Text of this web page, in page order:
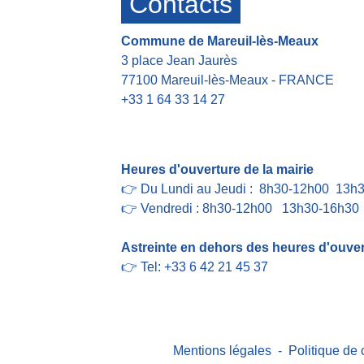
Commune de Mareuil-lès-Meaux
3 place Jean Jaurès
77100 Mareuil-lès-Meaux - FRANCE
+33 1 64 33 14 27
Heures d'ouverture de la mairie
👉 Du Lundi au Jeudi : 8h30-12h00
👉 Vendredi : 8h30-12h00 13h30-16h30
Astreinte en dehors des heures
👉 Tel: +33 6 42 21 45 37
Mentions légales - Politique de